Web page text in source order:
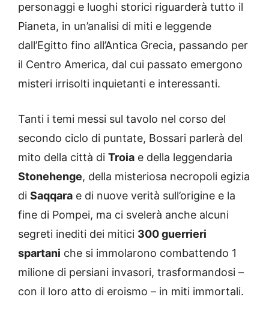
personaggi e luoghi storici riguarderà tutto il
Pianeta, in un’analisi di miti e leggende
dall’Egitto fino all’Antica Grecia, passando per
il Centro America, dal cui passato emergono
misteri irrisolti inquietanti e interessanti.
Tanti i temi messi sul tavolo nel corso del
secondo ciclo di puntate, Bossari parlerà del
mito della città di Troia e della leggendaria
Stonehenge, della misteriosa necropoli egizia
di Saqqara e di nuove verità sull’origine e la
fine di Pompei, ma ci svelerà anche alcuni
segreti inediti dei mitici 300 guerrieri
spartani che si immolarono combattendo 1
milione di persiani invasori, trasformandosi –
con il loro atto di eroismo – in miti immortali.